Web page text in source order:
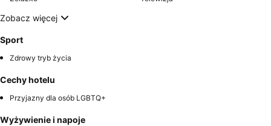
Zobacz więcej
Sport
Zdrowy tryb życia
Cechy hotelu
Przyjazny dla osób LGBTQ+
Wyżywienie i napoje